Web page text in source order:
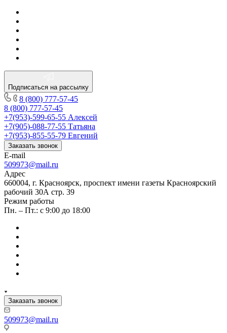
Подписаться на рассылку
8 (800) 777-57-45
8 (800) 777-57-45
+7(953)-599-65-55 Алексей
+7(905)-088-77-55 Татьяна
+7(953)-855-55-79 Евгений
Заказать звонок
E-mail
509973@mail.ru
Адрес
660004, г. Красноярск, проспект имени газеты Красноярский
рабочий 30А стр. 39
Режим работы
Пн. – Пт.: с 9:00 до 18:00
Заказать звонок
509973@mail.ru